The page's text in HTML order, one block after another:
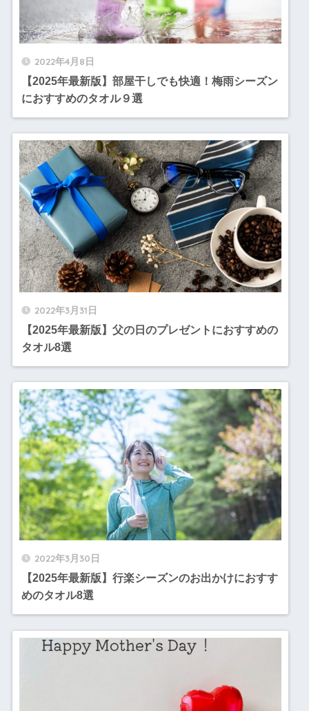
2022年4月8日
【2025年最新版】部屋干しでも快適！梅雨シーズン
におすすめのタオル９選
2022年3月31日
【2025年最新版】父の日のプレゼントにおすすめの
タオル8選
2022年3月30日
【2025年最新版】行楽シーズンのお出かけにおすす
めのタオル8選